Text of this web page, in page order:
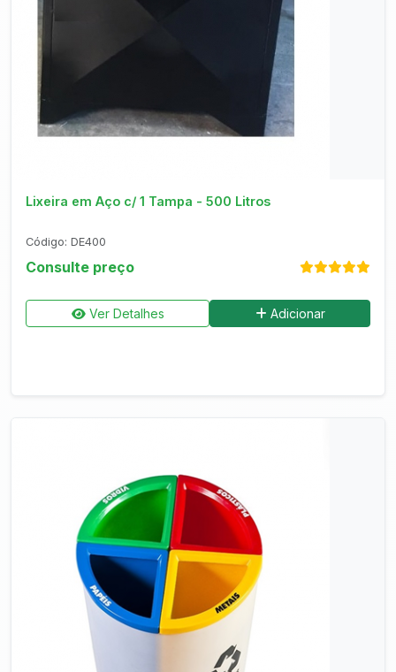
Consultar no WhatsApp
Lixeira em Aço c/ 1 Tampa - 500 Litros
Código: DE400
Consulte preço
Ver Detalhes Adicionar